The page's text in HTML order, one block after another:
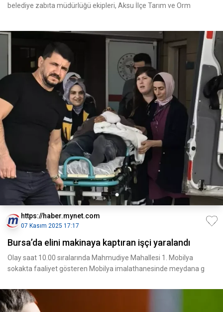
belediye zabıta müdürlüğü ekipleri, Aksu İlçe Tarım ve Orm
https://haber.mynet.com
07 Kasım 2025 17:17
Bursa’da elini makinaya kaptıran işçi yaralandı
Olay saat 10.00 sıralarında Mahmudiye Mahallesi 1. Mobilya
sokakta faaliyet gösteren Mobilya imalathanesinde meydana g